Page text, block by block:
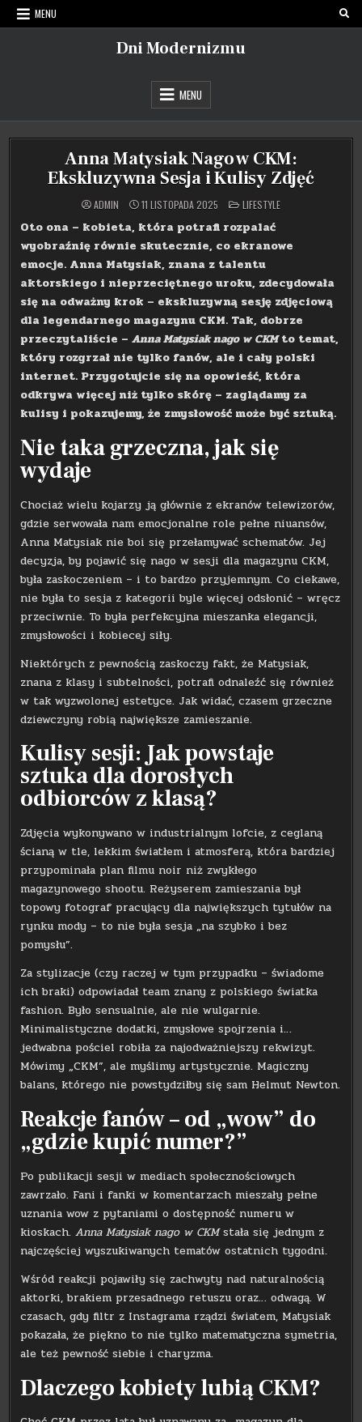
Skip
to
MENU
Dni Modernizmu
MENU
Anna Matysiak Nago w CKM:
Ekskluzywna Sesja i Kulisy Zdjęć
ADMIN 11 LISTOPADA 2025 POSTED
IN
LIFESTYLE
Oto ona – kobieta, która potrafi rozpalać
wyobraźnię równie skutecznie, co ekranowe
emocje. Anna Matysiak, znana z talentu
aktorskiego i nieprzeciętnego uroku, zdecydowała
się na odważny krok – ekskluzywną sesję zdjęciową
dla legendarnego magazynu CKM. Tak, dobrze
przeczytaliście –Anna Matysiak nago w CKMto temat,
który rozgrzał nie tylko fanów, ale i cały polski
internet. Przygotujcie się na opowieść, która
odkrywa więcej niż tylko skórę – zaglądamy za
kulisy i pokazujemy, że zmysłowość może być sztuką.
Nie taka grzeczna, jak się
wydaje
Chociaż wielu kojarzy ją głównie z ekranów telewizorów,
gdzie serwowała nam emocjonalne role pełne niuansów,
Anna Matysiak nie boi się przełamywać schematów. Jej
decyzja, by pojawić się nago w sesji dla magazynu CKM,
była zaskoczeniem – i to bardzo przyjemnym. Co ciekawe,
nie była to sesja z kategorii byle więcej odsłonić – wręcz
przeciwnie. To była perfekcyjna mieszanka elegancji,
zmysłowości i kobiecej siły.
Niektórych z pewnością zaskoczy fakt, że Matysiak,
znana z klasy i subtelności, potrafi odnaleźć się również
w tak wyzwolonej estetyce. Jak widać, czasem grzeczne
dziewczyny robią największe zamieszanie.
Kulisy sesji: Jak powstaje
sztuka dla dorosłych
odbiorców z klasą?
Zdjęcia wykonywano w industrialnym lofcie, z ceglaną
ścianą w tle, lekkim światłem i atmosferą, która bardziej
przypominała plan filmu noir niż zwykłego
magazynowego shootu. Reżyserem zamieszania był
topowy fotograf pracujący dla największych tytułów na
rynku mody – to nie była sesja „na szybko i bez
pomysłu”.
Za stylizacje (czy raczej w tym przypadku – świadome
ich braki) odpowiadał team znany z polskiego światka
fashion. Było sensualnie, ale nie wulgarnie.
Minimalistyczne dodatki, zmysłowe spojrzenia i…
jedwabna pościel robiła za najodważniejszy rekwizyt.
Mówimy „CKM”, ale myślimy artystycznie. Magiczny
balans, którego nie powstydziłby się sam Helmut Newton.
Reakcje fanów – od „wow” do
„gdzie kupić numer?”
Po publikacji sesji w mediach społecznościowych
zawrzało. Fani i fanki w komentarzach mieszały pełne
uznania wow z pytaniami o dostępność numeru w
kioskach.Anna Matysiak nago w CKMstała się jednym z
najczęściej wyszukiwanych tematów ostatnich tygodni.
Wśród reakcji pojawiły się zachwyty nad naturalnością
aktorki, brakiem przesadnego retuszu oraz… odwagą. W
czasach, gdy filtr z Instagrama rządzi światem, Matysiak
pokazała, że piękno to nie tylko matematyczna symetria,
ale też pewność siebie i charyzma.
Dlaczego kobiety lubią CKM?